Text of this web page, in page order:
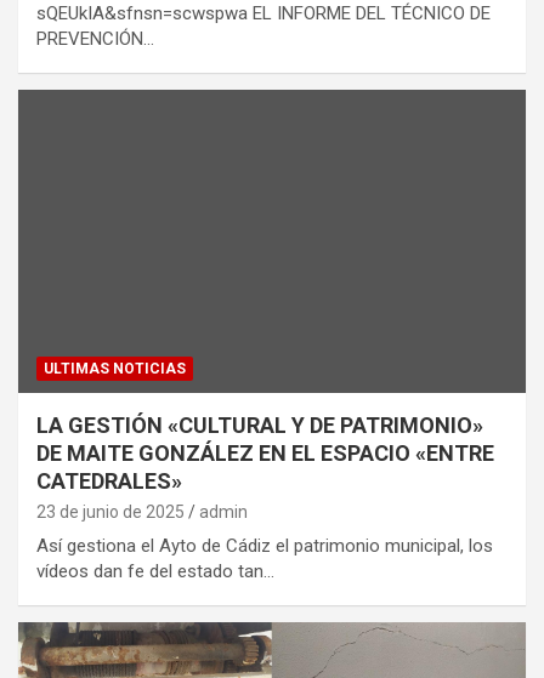
sQEUkIA&sfnsn=scwspwa EL INFORME DEL TÉCNICO DE
PREVENCIÓN…
ULTIMAS NOTICIAS
LA GESTIÓN «CULTURAL Y DE PATRIMONIO»
DE MAITE GONZÁLEZ EN EL ESPACIO «ENTRE
CATEDRALES»
23 de junio de 2025 admin
Así gestiona el Ayto de Cádiz el patrimonio municipal, los
vídeos dan fe del estado tan…